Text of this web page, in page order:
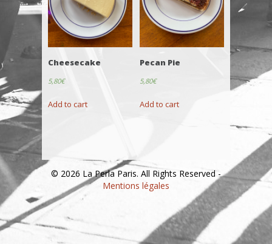
Cheesecake
5,80€
Add to cart
Pecan Pie
5,80€
Add to cart
© 2026 La Perla Paris. All Rights Reserved -
Mentions légales